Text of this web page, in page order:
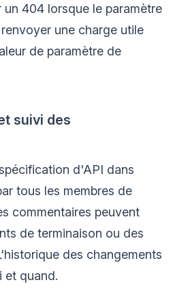
404 lorsque le paramètre
une charge utile
de paramètre de
suivi des
d'API dans
tous les membres de
commentaires peuvent
de terminaison ou des
des changements
et quand.